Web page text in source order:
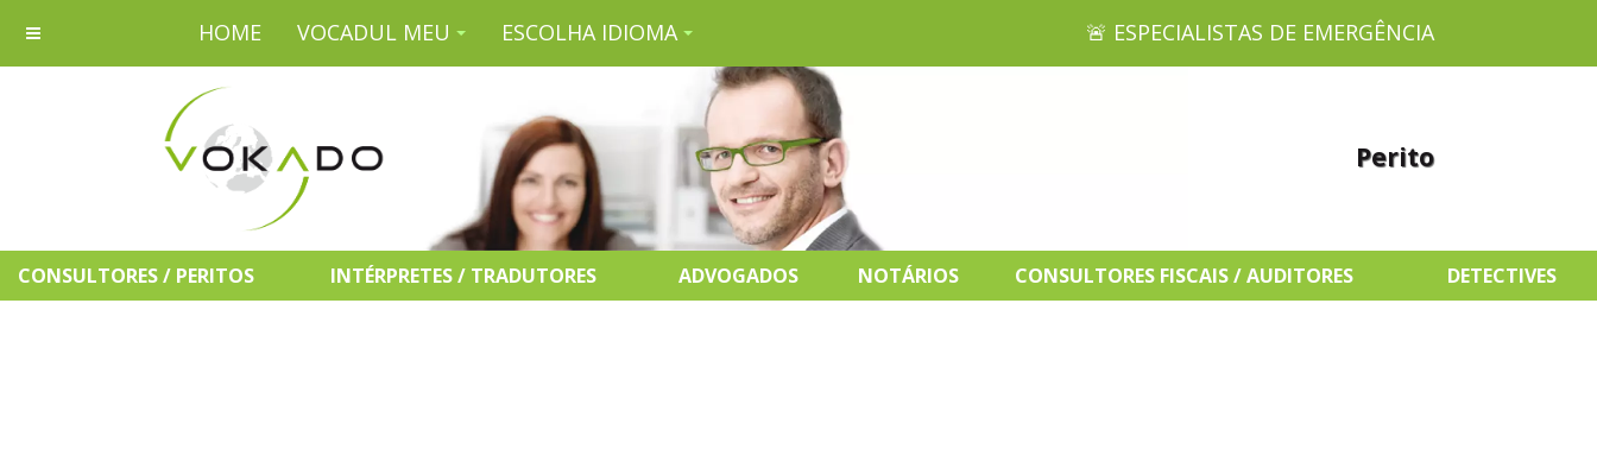
HOME VOCADUL MEU ESCOLHA IDIOMA 🚨 ESPECIALISTAS DE EMERGÊNCIA
Perito
CONSULTORES / PERITOS INTÉRPRETES / TRADUTORES ADVOGADOS NOTÁRIOS CONSULTORES FISCAIS / AUDITORES DETECTIVES